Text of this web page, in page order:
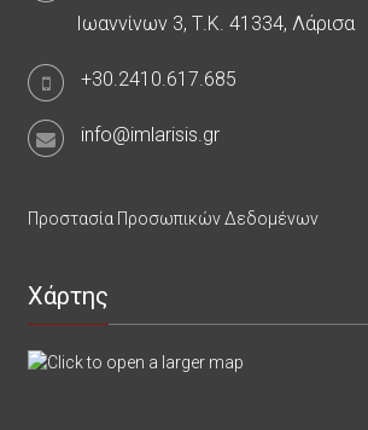
Ιωαννίνων 3, Τ.Κ. 41334, Λάρισα
+30.2410.617.685
info@imlarisis.gr
Προστασία Προσωπικών Δεδομένων
Χάρτης